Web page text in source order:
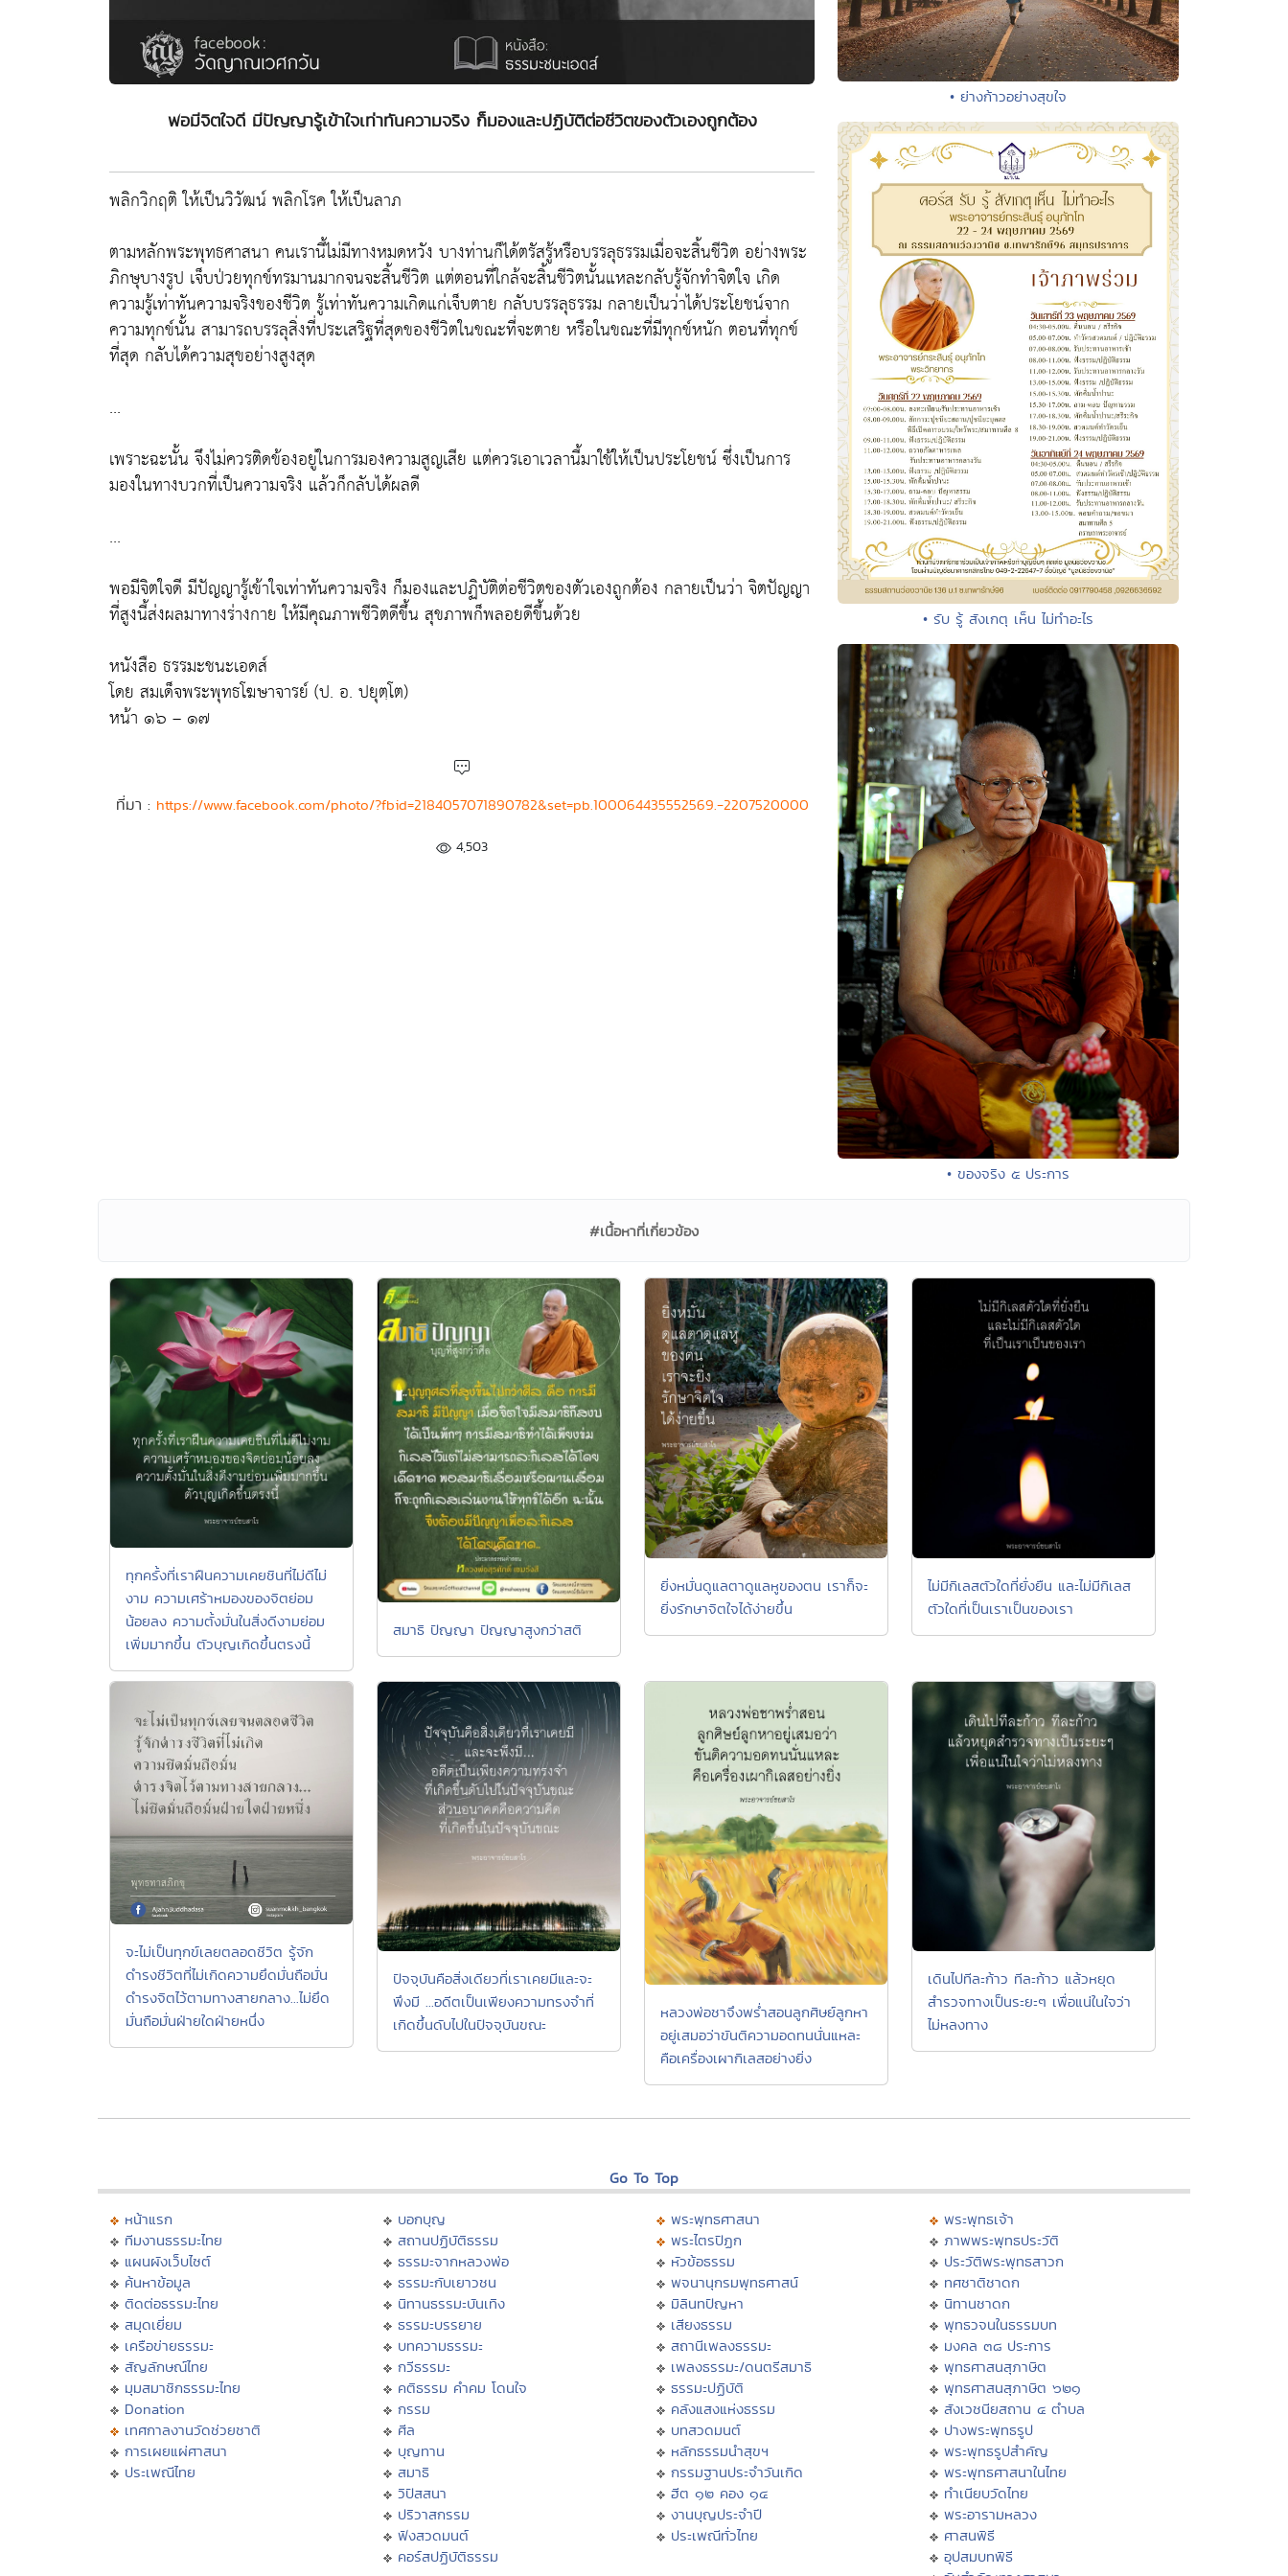
พอมีจิตใจดี มีปัญญารู้เข้าใจเท่าทันความจริง ก็มองและปฏิบัติต่อชีวิตของตัวเองถูกต้อง
พลิกวิกฤติ ให้เป็นวิวัฒน์ พลิกโรค ให้เป็นลาภ
ตามหลักพระพุทธศาสนา คนเรานี้ไม่มีทางหมดหวัง บางท่านก็ได้ตรัสรู้หรือบรรลุธรรมเมื่อจะสิ้นชีวิต อย่างพระ
ภิกษุบางรูป เจ็บป่วยทุกข์ทรมานมากจนจะสิ้นชีวิต แต่ตอนที่ใกล้จะสิ้นชีวิตนั้นแหละกลับรู้จักทำจิตใจ เกิด
ความรู้เท่าทันความจริงของชีวิต รู้เท่าทันความเกิดแก่เจ็บตาย กลับบรรลุธรรม กลายเป็นว่าได้ประโยชน์จาก
ความทุกข์นั้น สามารถบรรลุสิ่งที่ประเสริฐที่สุดของชีวิตในขณะที่จะตาย หรือในขณะที่มีทุกข์หนัก ตอนที่ทุกข์
ที่สุด กลับได้ความสุขอย่างสูงสุด
...
เพราะฉะนั้น จึงไม่ควรติดข้องอยู่ในการมองความสูญเสีย แต่ควรเอาเวลานี้มาใช้ให้เป็นประโยชน์ ซึ่งเป็นการ
มองในทางบวกที่เป็นความจริง แล้วก็กลับได้ผลดี
...
พอมีจิตใจดี มีปัญญารู้เข้าใจเท่าทันความจริง ก็มองและปฏิบัติต่อชีวิตของตัวเองถูกต้อง กลายเป็นว่า จิตปัญญา
ที่สูงนี้ส่งผลมาทางร่างกาย ให้มีคุณภาพชีวิตดีขึ้น สุขภาพก็พลอยดีขึ้นด้วย
หนังสือ ธรรมะชนะเอดส์
โดย สมเด็จพระพุทธโฆษาจารย์ (ป. อ. ปยุตฺโต)
หน้า ๑๖ – ๑๗
ที่มา : https://www.facebook.com/photo/?fbid=2184057071890782&set=pb.100064435552569.-2207520000
4,503
• ย่างก้าวอย่างสุขใจ
• รับ รู้ สังเกตุ เห็น ไม่ทำอะไร
• ของจริง ๕ ประการ
#เนื้อหาที่เกี่ยวข้อง
ทุกครั้งที่เราฝืนความเคยชินที่ไม่ดีไม่
งาม ความเศร้าหมองของจิตย่อม
น้อยลง ความตั้งมั่นในสิ่งดีงามย่อม
เพิ่มมากขึ้น ตัวบุญเกิดขึ้นตรงนี้
สมาธิ ปัญญา ปัญญาสูงกว่าสติ
ยิ่งหมั่นดูแลตาดูแลหูของตน เราก็จะ
ยิ่งรักษาจิตใจได้ง่ายขึ้น
ไม่มีกิเลสตัวใดที่ยั่งยืน และไม่มีกิเลส
ตัวใดที่เป็นเราเป็นของเรา
จะไม่เป็นทุกข์เลยตลอดชีวิต รู้จัก
ดำรงชีวิตที่ไม่เกิดความยึดมั่นถือมั่น
ดำรงจิตไว้ตามทางสายกลาง...ไม่ยึด
มั่นถือมั่นฝ่ายใดฝ่ายหนึ่ง
ปัจจุบันคือสิ่งเดียวที่เราเคยมีและจะ
พึงมี ...อดีตเป็นเพียงความทรงจำที่
เกิดขึ้นดับไปในปัจจุบันขณะ
หลวงพ่อชาจึงพร่ำสอนลูกศิษย์ลูกหา
อยู่เสมอว่าขันติความอดทนนั่นแหละ
คือเครื่องเผากิเลสอย่างยิ่ง
เดินไปทีละก้าว ทีละก้าว แล้วหยุด
สำรวจทางเป็นระยะๆ เพื่อแน่ในใจว่า
ไม่หลงทาง
Go To Top
หน้าแรก
ทีมงานธรรมะไทย
แผนผังเว็บไซต์
ค้นหาข้อมูล
ติดต่อธรรมะไทย
สมุดเยี่ยม
เครือข่ายธรรมะ
สัญลักษณ์ไทย
มุมสมาชิกธรรมะไทย
Donation
เทศกาลงานวัดช่วยชาติ
การเผยแผ่ศาสนา
ประเพณีไทย
บอกบุญ
สถานปฏิบัติธรรม
ธรรมะจากหลวงพ่อ
ธรรมะกับเยาวชน
นิทานธรรมะบันเทิง
ธรรมะบรรยาย
บทความธรรมะ
กวีธรรมะ
คติธรรม คำคม โดนใจ
กรรม
ศีล
บุญทาน
สมาธิ
วิปัสสนา
ปริวาสกรรม
ฟังสวดมนต์
คอร์สปฏิบัติธรรม
พระพุทธศาสนา
พระไตรปิฏก
หัวข้อธรรม
พจนานุกรมพุทธศาสน์
มิลินทปัญหา
เสียงธรรม
สถานีเพลงธรรมะ
เพลงธรรมะ/ดนตรีสมาธิ
ธรรมะปฏิบัติ
คลังแสงแห่งธรรม
บทสวดมนต์
หลักธรรมนำสุขฯ
กรรมฐานประจำวันเกิด
ฮีต ๑๒ คอง ๑๔
งานบุญประจำปี
ประเพณีทั่วไทย
พระพุทธเจ้า
ภาพพระพุทธประวัติ
ประวัติพระพุทธสาวก
ทศชาติชาดก
นิทานชาดก
พุทธวจนในธรรมบท
มงคล ๓๘ ประการ
พุทธศาสนสุภาษิต
พุทธศาสนสุภาษิต ๖๒๑
สังเวชนียสถาน ๔ ตำบล
ปางพระพุทธรูป
พระพุทธรูปสำคัญ
พระพุทธศาสนาในไทย
ทำเนียบวัดไทย
พระอารามหลวง
ศาสนพิธี
อุปสมบทพิธี